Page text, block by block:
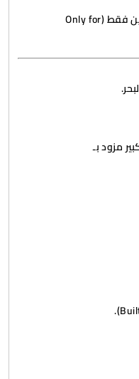
مخصصة للوافدين فقط (Only for
مزود بـ